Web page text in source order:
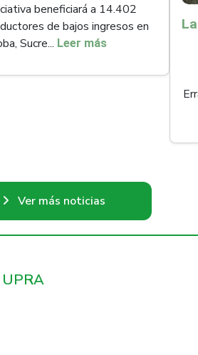
beneficiará a 14.402
de bajos ingresos en
Sucre... Leer más
Ver más noticias
UPRA